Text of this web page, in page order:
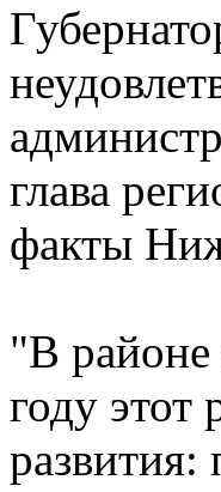
глава
факты
"В районе
году